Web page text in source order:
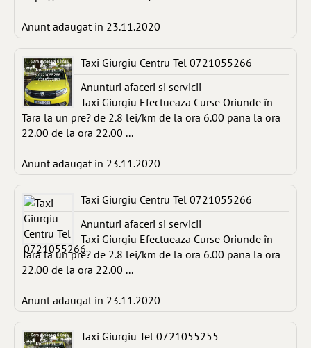
Anunt adaugat in 23.11.2020
Taxi Giurgiu Centru Tel 0721055266
Anunturi afaceri si servicii
Taxi Giurgiu Efectueaza Curse Oriunde în
Tara la un pre? de 2.8 lei/km de la ora 6.00 pana la ora
22.00 de la ora 22.00 ...
Anunt adaugat in 23.11.2020
Taxi Giurgiu Centru Tel 0721055266
Anunturi afaceri si servicii
Taxi Giurgiu Efectueaza Curse Oriunde în
Tara la un pre? de 2.8 lei/km de la ora 6.00 pana la ora
22.00 de la ora 22.00 ...
Anunt adaugat in 23.11.2020
Taxi Giurgiu Tel 0721055255